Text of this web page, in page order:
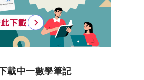
載中一數學筆記